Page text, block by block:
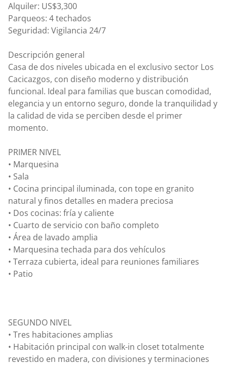
Alquiler: US$3,300
Parqueos: 4 techados
Seguridad: Vigilancia 24/7
Descripción general
Casa de dos niveles ubicada en el exclusivo sector Los
Cacicazgos, con diseño moderno y distribución
funcional. Ideal para familias que buscan comodidad,
elegancia y un entorno seguro, donde la tranquilidad y
la calidad de vida se perciben desde el primer
momento.
PRIMER NIVEL
• Marquesina
• Sala
• Cocina principal iluminada, con tope en granito
natural y finos detalles en madera preciosa
• Dos cocinas: fría y caliente
• Cuarto de servicio con baño completo
• Área de lavado amplia
• Marquesina techada para dos vehículos
• Terraza cubierta, ideal para reuniones familiares
• Patio
SEGUNDO NIVEL
• Tres habitaciones amplias
• Habitación principal con walk-in closet totalmente
revestido en madera, con divisiones y terminaciones